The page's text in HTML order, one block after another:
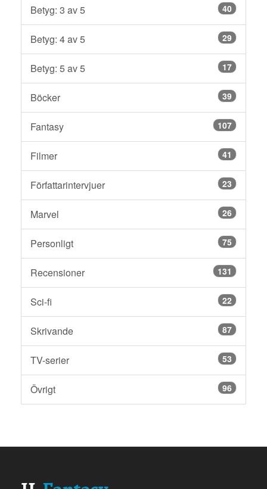
Betyg: 3 av 5 40
Betyg: 4 av 5 29
Betyg: 5 av 5 17
Böcker 39
Fantasy 107
Filmer 41
Författarintervjuer 23
Marvel 26
Personligt 75
Recensioner 131
Sci-fi 22
Skrivande 87
TV-serier 53
Övrigt 96